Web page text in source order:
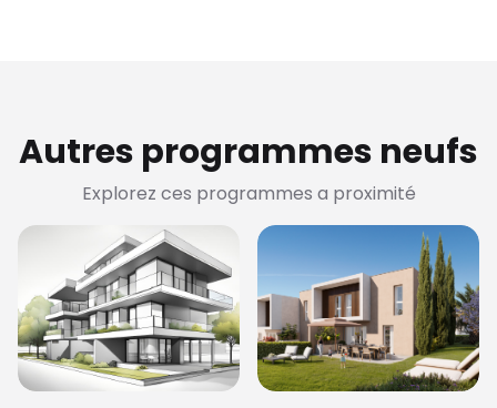
Autres programmes neufs
Explorez ces programmes a proximité